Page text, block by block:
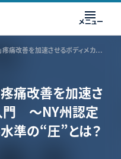
メニュー
「“圧”で臨床が変わる」疼痛改善を加速させるボディメカニクス入門 ～NY州認定セラピストが語る、世界水準の“圧”とは？～
疼痛改善を加速さ
門 ～NY州認定
準の“圧”とは？